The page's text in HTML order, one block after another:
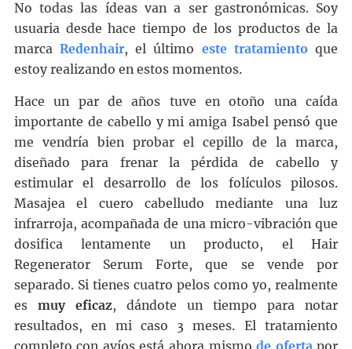
No todas las ídeas van a ser gastronómicas. Soy
usuaria desde hace tiempo de los productos de la
marcaRedenhair, el último este tratamientoque
estoy realizando en estos momentos.
Hace un par de años tuve en otoño una caída
importante de cabello y mi amiga Isabel pensó que
me vendría bien probar el cepillo de la marca,
diseñado para frenar la pérdida de cabello y
estimular el desarrollo de los folículos pilosos.
Masajea el cuero cabelludo mediante una luz
infrarroja, acompañada de una micro-vibración que
dosifica lentamente un producto, el Hair
Regenerator Serum Forte, que se vende por
separado. Si tienes cuatro pelos como yo, realmente
es muy eficaz, dándote un tiempo para notar
resultados, en mi caso 3 meses. El tratamiento